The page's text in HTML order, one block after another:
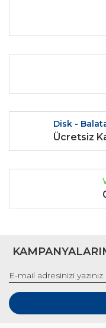
Ürün bilgilerinde
Ürün fiyatı diğer
Bu ürüne benzer
Disk -
Ücretsiz